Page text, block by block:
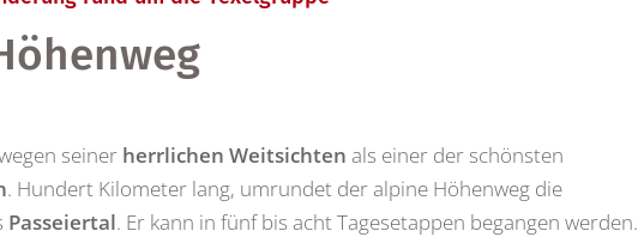
seiner herrlichen Weitsichten als einer der schönsten
. Hundert Kilometer lang, umrundet der alpine Höhenweg die
Passeiertal. Er kann in fünf bis acht Tagesetappen begangen werden.